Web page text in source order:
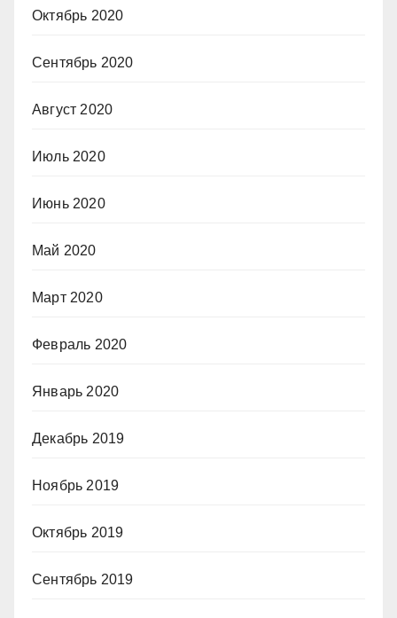
Октябрь 2020
Сентябрь 2020
Август 2020
Июль 2020
Июнь 2020
Май 2020
Март 2020
Февраль 2020
Январь 2020
Декабрь 2019
Ноябрь 2019
Октябрь 2019
Сентябрь 2019